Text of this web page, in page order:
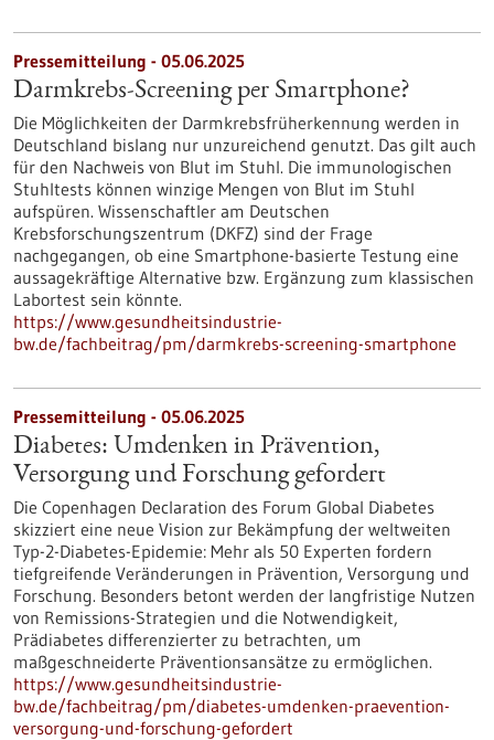
Pressemitteilung - 05.06.2025
Darmkrebs-Screening per Smartphone?
Die Möglichkeiten der Darmkrebsfrüherkennung werden in
Deutschland bislang nur unzureichend genutzt. Das gilt auch
für den Nachweis von Blut im Stuhl. Die immunologischen
Stuhltests können winzige Mengen von Blut im Stuhl
aufspüren. Wissenschaftler am Deutschen
Krebsforschungszentrum (DKFZ) sind der Frage
nachgegangen, ob eine Smartphone-basierte Testung eine
aussagekräftige Alternative bzw. Ergänzung zum klassischen
Labortest sein könnte.
https://www.gesundheitsindustrie-
bw.de/fachbeitrag/pm/darmkrebs-screening-smartphone
Pressemitteilung - 05.06.2025
Diabetes: Umdenken in Prävention,
Versorgung und Forschung gefordert
Die Copenhagen Declaration des Forum Global Diabetes
skizziert eine neue Vision zur Bekämpfung der weltweiten
Typ-2-Diabetes-Epidemie: Mehr als 50 Experten fordern
tiefgreifende Veränderungen in Prävention, Versorgung und
Forschung. Besonders betont werden der langfristige Nutzen
von Remissions-Strategien und die Notwendigkeit,
Prädiabetes differenzierter zu betrachten, um
maßgeschneiderte Präventionsansätze zu ermöglichen.
https://www.gesundheitsindustrie-
bw.de/fachbeitrag/pm/diabetes-umdenken-praevention-
versorgung-und-forschung-gefordert